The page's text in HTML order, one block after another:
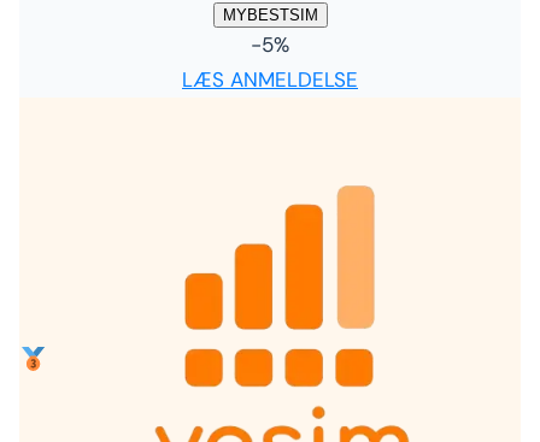
MYBESTSIM
-5%
LÆS ANMELDELSE